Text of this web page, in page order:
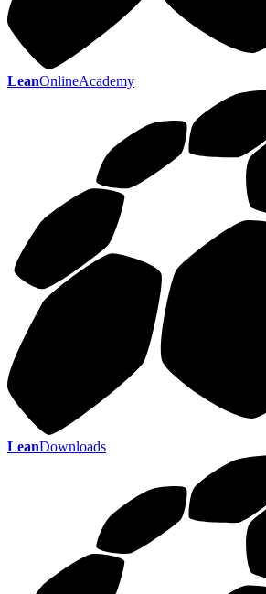
LeanOnlineAcademy
LeanDownloads